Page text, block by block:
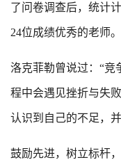
了问卷调查后，统计
24位成绩优秀的老师。
洛克菲勒曾说过：“竞
程中会遇见挫折与失
认识到自己的不足，
鼓励先进，树立标杆